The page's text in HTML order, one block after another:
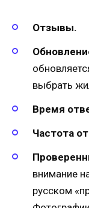
Отзывы.
выбрать
Время
Частота
внимание
русском